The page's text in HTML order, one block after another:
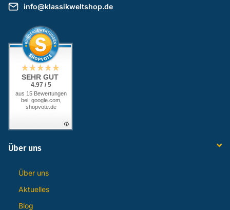
info@klassikweltshop.de
SEHR GUT
4.97 / 5
aus 15 Bewertungen
bei: google.com,
shopvote.de
Über uns
Über uns
Aktuelles
Blog